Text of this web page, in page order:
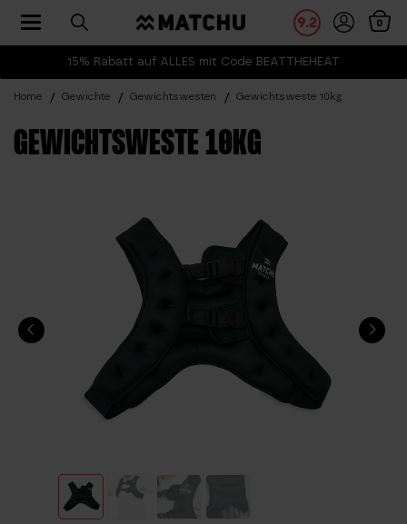
15% Rabatt auf ALLES mit Code BEATTHEHEAT
9.2 0
Toggle navigation
Home Gewichte Gewichtswesten Gewichtsweste 10kg
GEWICHTSWESTE 10KG